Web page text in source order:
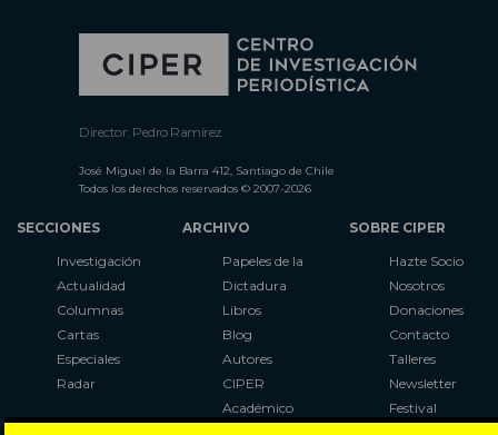
Director: Pedro Ramírez
José Miguel de la Barra 412, Santiago de Chile
Todos los derechos reservados © 2007-2026
SECCIONES
Investigación
Actualidad
Columnas
Cartas
Especiales
Radar
ARCHIVO
Papeles de la
Dictadura
Libros
Blog
Autores
CIPER
Académico
SOBRE CIPER
Hazte Socio
Nosotros
Donaciones
Contacto
Talleres
Newsletter
Festival